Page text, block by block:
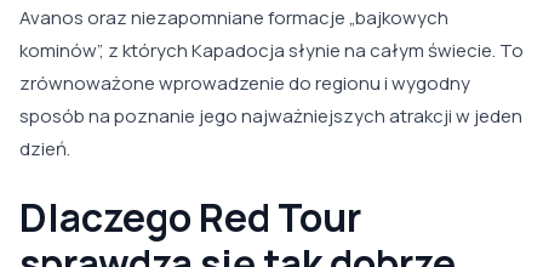
Avanos oraz niezapomniane formacje „bajkowych
kominów”, z których Kapadocja słynie na całym świecie. To
zrównoważone wprowadzenie do regionu i wygodny
sposób na poznanie jego najważniejszych atrakcji w jeden
dzień.
Dlaczego Red Tour